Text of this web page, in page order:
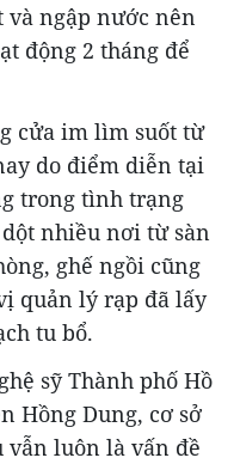
và ngập nước nên
động 2 tháng để
cửa im lìm suốt từ
do điểm diễn tại
trong tình trạng
nhiều nơi từ sàn
ghế ngồi cũng
quản lý rạp đã lấy
tu bổ.
sỹ Thành phố Hồ
Hồng Dung, cơ sở
vẫn luôn là vấn đề